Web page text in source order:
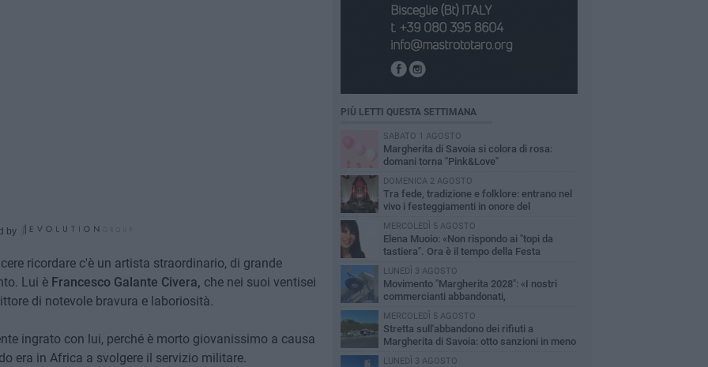
by
ricordare c'è un artista straordinario, di grande
Lui è Francesco Galante Civera, che nei suoi ventisei
di notevole bravura e laboriosità.
ingrato con lui, perché è morto giovanissimo a causa
era in Africa a svolgere il servizio militare.
PIÙ LETTI QUESTA SETTIMANA
SABATO 1 AGOSTO
Margherita di Savoia si colora di rosa:
domani torna "Pink&Love"
DOMENICA 2 AGOSTO
Tra fede, tradizione e folklore: entrano nel
vivo i festeggiamenti in onore del
Santissimo Salvatore
MERCOLEDÌ 5 AGOSTO
Elena Muoio: «Non rispondo ai "topi da
tastiera". Ora è il tempo della Festa
Patronale»
LUNEDÌ 3 AGOSTO
Movimento "Margherita 2028": «I nostri
commercianti abbandonati,
l'amministrazione Lodispoto affossa la città»
MERCOLEDÌ 5 AGOSTO
Stretta sull'abbandono dei rifiuti a
Margherita di Savoia: otto sanzioni in meno
di due mesi
LUNEDÌ 3 AGOSTO